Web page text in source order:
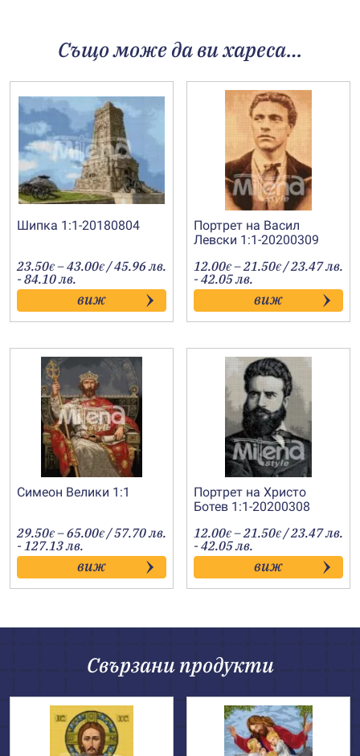
Също може да ви хареса…
Шипка 1:1-20180804
23.50€ –43.00€Price
range:
23.50€
through
43.00€
/ 45.96 лв.
- 84.10 лв.
виж
Портрет на Васил
Левски 1:1-20200309
12.00€ –21.50€Price
range:
12.00€
through
21.50€
/ 23.47 лв.
- 42.05 лв.
виж
Симеон Велики 1:1
29.50€ –65.00€Price
range:
29.50€
through
65.00€
/ 57.70 лв.
- 127.13 лв.
виж
Портрет на Христо
Ботев 1:1-20200308
12.00€ –21.50€Price
range:
12.00€
through
21.50€
/ 23.47 лв.
- 42.05 лв.
виж
Свързани продукти